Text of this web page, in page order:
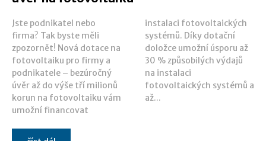
Jste podnikatel nebo
firma? Tak byste měli
zpozornět! Nová dotace na
fotovoltaiku pro firmy a
podnikatele – bezúročný
úvěr až do výše tří milionů
korun na fotovoltaiku vám
umožní financovat
instalaci fotovoltaických
systémů. Díky dotační
doložce umožní úsporu až
30 % způsobilých výdajů
na instalaci
fotovoltaických systémů a
až...